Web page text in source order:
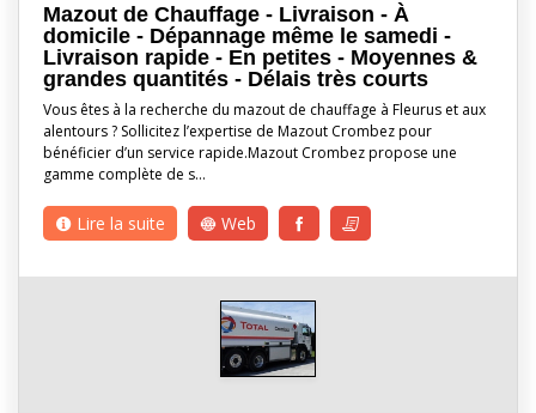
Mazout de Chauffage - Livraison - À
domicile - Dépannage même le samedi -
Livraison rapide - En petites - Moyennes &
grandes quantités - Délais très courts
Vous êtes à la recherche du mazout de chauffage à Fleurus et aux
alentours ? Sollicitez l’expertise de Mazout Crombez pour
bénéficier d’un service rapide.Mazout Crombez propose une
gamme complète de s…
Lire la suite Web